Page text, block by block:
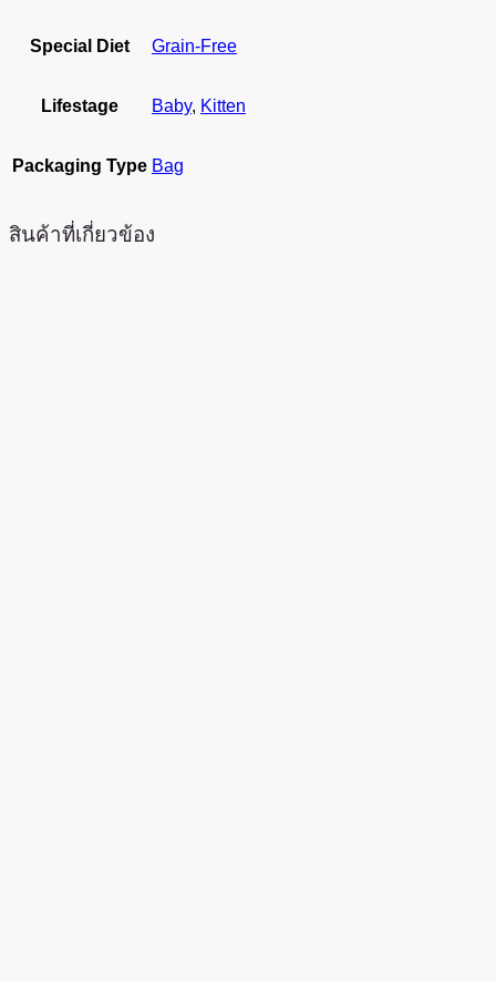
Special Diet Grain-Free
Lifestage Baby, Kitten
Packaging Type Bag
สินค้าที่เกี่ยวข้อง